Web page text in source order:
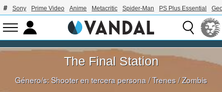
Sony Prime Video Anime Metacritic Spider-Man PS Plus Essential
The Final Station
Género/s:Shooter en tercera persona/Trenes/Zombis